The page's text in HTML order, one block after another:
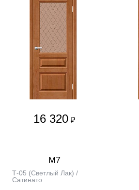
16 320 ₽
М7
Т-05 (Светлый Лак) /
Сатинато